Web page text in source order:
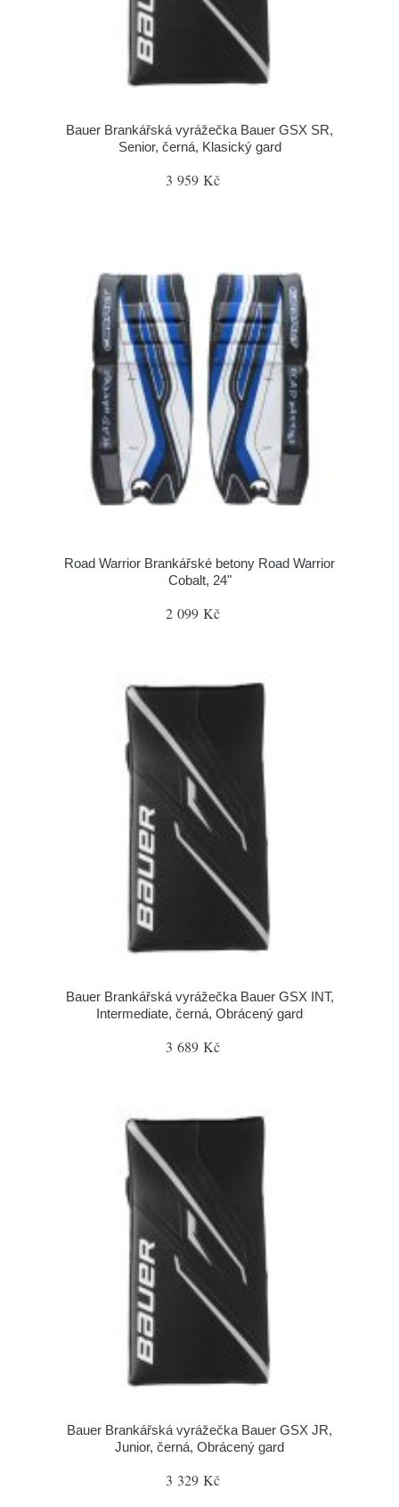
Bauer Brankářská vyrážečka Bauer GSX SR,
Senior, černá, Klasický gard
3 959 Kč
Road Warrior Brankářské betony Road Warrior
Cobalt, 24"
2 099 Kč
Bauer Brankářská vyrážečka Bauer GSX INT,
Intermediate, černá, Obrácený gard
3 689 Kč
Bauer Brankářská vyrážečka Bauer GSX JR,
Junior, černá, Obrácený gard
3 329 Kč